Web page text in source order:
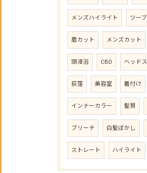
メンズハイライト ツー
眉カット メンズカット
頭浸浴 CBD ヘッド
荻窪 美容室 着付け
インナーカラー 髪質
ブリーチ 白髪ぼかし
ストレート ハイライト